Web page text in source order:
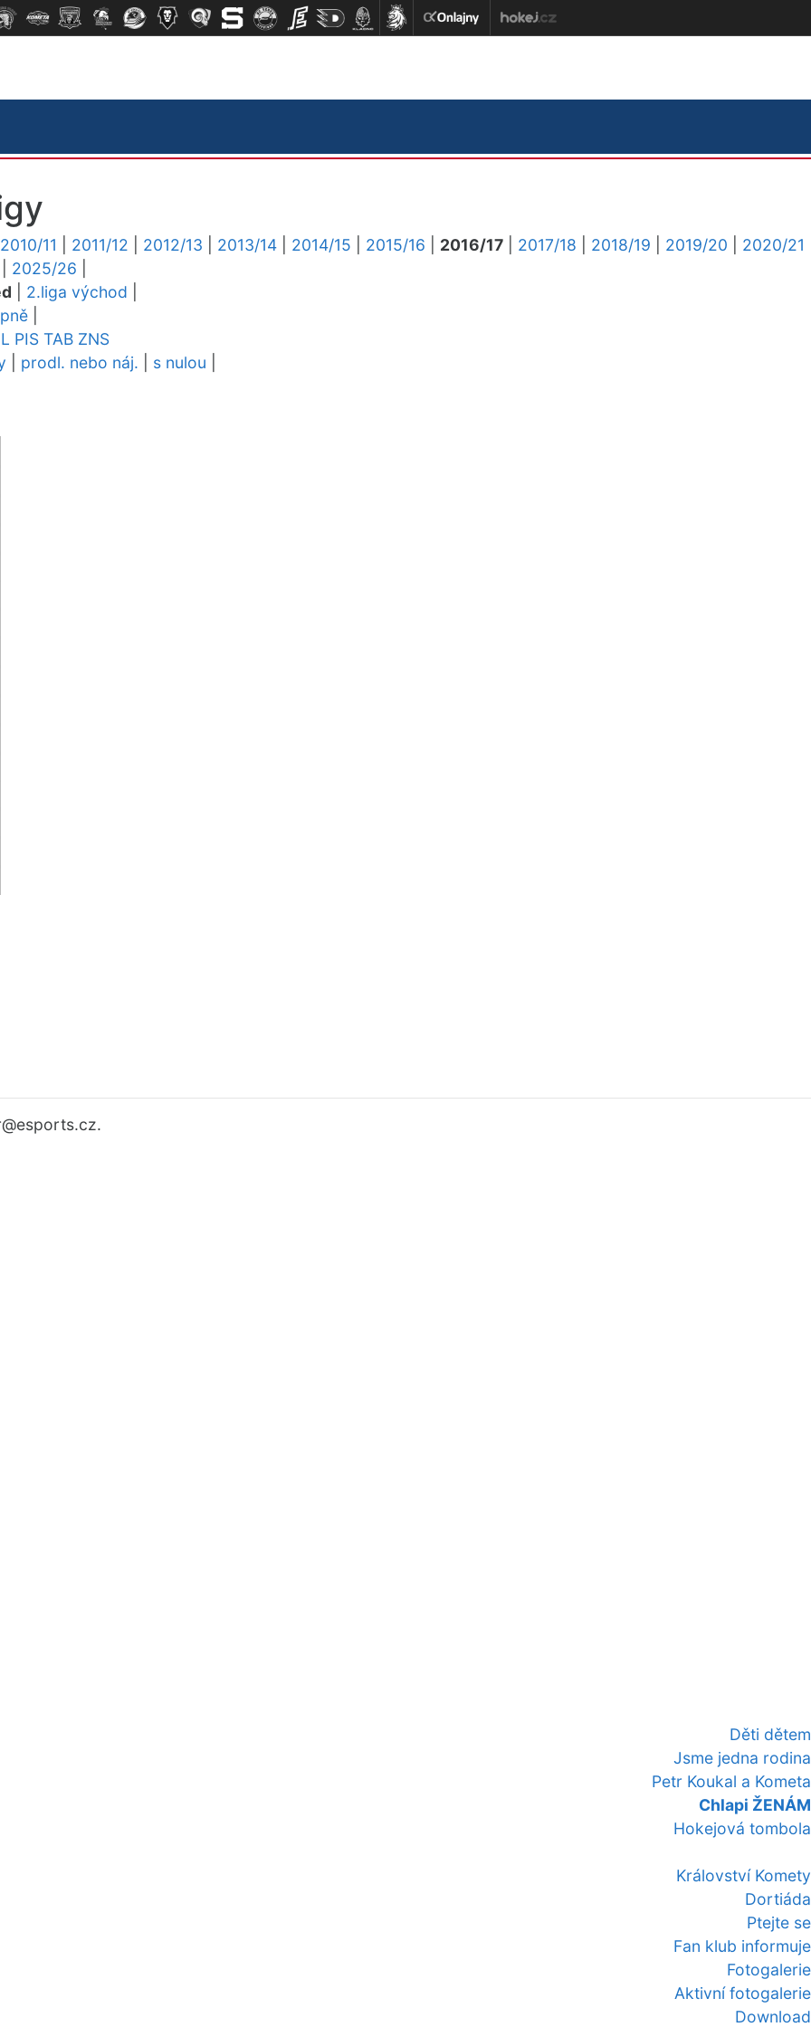
Děti dětem
Jsme jedna rodina
Petr Koukal a Kometa
Chlapi ŽENÁM
Hokejová tombola
Království Komety
Dortiáda
Ptejte se
Fan klub informuje
Fotogalerie
Aktivní fotogalerie
Download
2010/11 2011/12 2012/13 2013/14 2014/15 2015/16 2016/17 2017/18 2018/19 2019/20
2020/21
2025/26
2.liga východ
PIS TAB ZNS
prodl. nebo náj. s nulou
@esports.cz.